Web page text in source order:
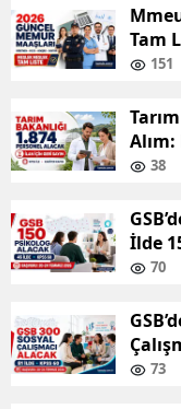
Tam
151
38
İlde
70
73